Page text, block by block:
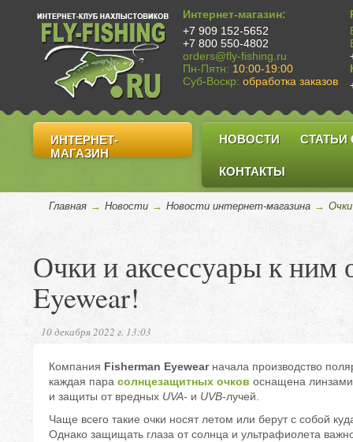
Интернет-магазин:
+7 909 152-5652
+7 800 550-4802
orders@fly-fishing.ru
Пн-Пятн: 10:00-19:00
Суб-Воскр: обработка заказов
ИНТЕРНЕТ-
МАГАЗИН
НОВОСТИ СТАТЬИ
КОНТАКТЫ
Главная → Новости → Новости интернет-магазина →
Очки и аксессуары к ним
Eyewear!
10 декабря 2022 г. 13:03
Компания Fisherman Eyewearначала производство
каждая пара солнцезащитных очков оснащена
и защиты от вредных UVA- и UVB-лучей.
Чаще всего такие очки носят летом или берут с собой
Однако защищать глаза от солнца и ультрафиолета